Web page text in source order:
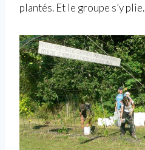
plantés. Et le groupe s’y plie.